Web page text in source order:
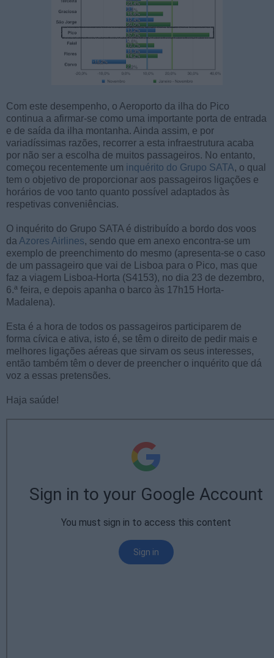
Com este desempenho, o Aeroporto da ilha do Pico
continua a afirmar-se como uma importante porta de entrada
e de saída da ilha montanha. Ainda assim, e por
variadíssimas razões, recorrer a esta infraestrutura acaba
por não ser a escolha de muitos passageiros. No entanto,
começou recentemente um inquérito do Grupo SATA, o qual
tem o objetivo de proporcionar aos passageiros ligações e
horários de voo tanto quanto possível adaptados às
respetivas conveniências.
O inquérito do Grupo SATA é distribuído a bordo dos voos
da Azores Airlines, sendo que em anexo encontra-se um
exemplo de preenchimento do mesmo (apresenta-se o caso
de um passageiro que vai de Lisboa para o Pico, mas que
faz a viagem Lisboa-Horta (S4153), no dia 23 de dezembro,
6.ª feira, e depois apanha o barco às 17h15 Horta-
Madalena).
Esta é a hora de todos os passageiros participarem de
forma cívica e ativa, isto é, se têm o direito de pedir mais e
melhores ligações aéreas que sirvam os seus interesses,
então também têm o dever de preencher o inquérito que dá
voz a essas pretensões.
Haja saúde!